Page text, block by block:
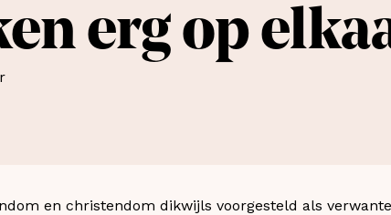
erg op
en christendom dikwijls voorgesteld als